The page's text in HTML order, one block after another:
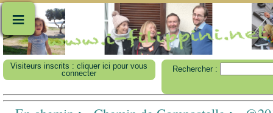
Visiteurs inscrits : cliquer ici pour vous
connecter
Rechercher :
≡